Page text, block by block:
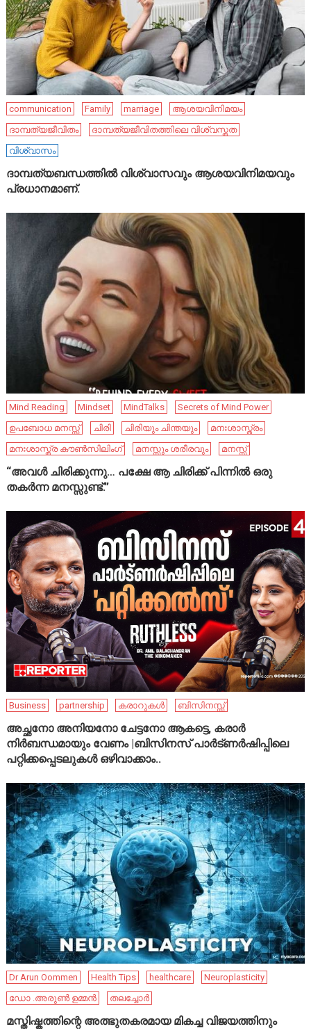
communication Family marriage
ആശയവിനിമയം
ദാമ്പത്യജീവിതം
ദാമ്പത്യജീവിതത്തിലെ വിശ്വസ്തത
വിശ്വാസം
ദാമ്പത്യബന്ധത്തിൽ വിശ്വാസവും ആശയവിനിമയവും
പ്രധാനമാണ്.
Mind Reading Mindset MindTalks
Secrets of Mind Power
ഉപബോധ മനസ്സ്
ചിരി ചിരിയും ചിന്തയും
മനഃശാസ്ത്രം
മനഃശാസ്ത്ര കൗൺസിലിംഗ്
മനസ്സും ശരീരവും മനസ്സ്
“അവൾ ചിരിക്കുന്നു… പക്ഷേ ആ ചിരിക്ക് പിന്നിൽ ഒരു
തകർന്ന മനസ്സുണ്ട്.”
Business partnership കരാറുകൾ ബിസിനസ്സ്
അച്ഛനോ അനിയനോ ചേട്ടനോ ആകട്ടെ, കരാർ
നിർബന്ധമായും വേണം |ബിസിനസ് പാർട്ണർഷിപ്പിലെ
പറ്റിക്കപ്പെടലുകൾ ഒഴിവാക്കാം..
Dr Arun Oommen Health Tips healthcare
Neuroplasticity
ഡോ .അരുൺ ഉമ്മൻ
തലച്ചോർ
മസ്തിഷ്കത്തിന്റെ അത്ഭുതകരമായ മികച്ച വിജയത്തിനും